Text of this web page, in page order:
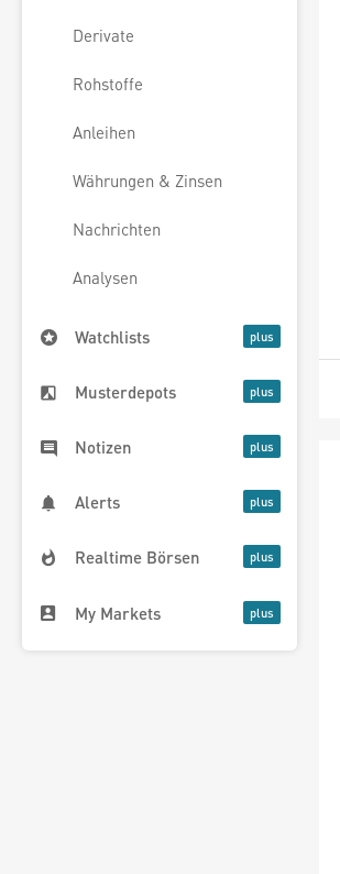
Derivate
Rohstoffe
Anleihen
Währungen & Zinsen
Nachrichten
Analysen
Watchlists
Musterdepots
Notizen
Alerts
Realtime Börsen
My Markets